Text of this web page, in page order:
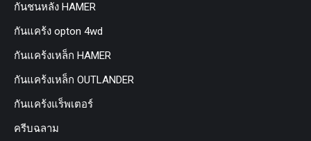
กันชนหลัง HAMER
กันแคร้ง opton 4wd
กันแคร้งเหล็ก HAMER
กันแคร้งเหล็ก OUTLANDER
กันแคร้งแร็พเตอร์
ครีบฉลาม